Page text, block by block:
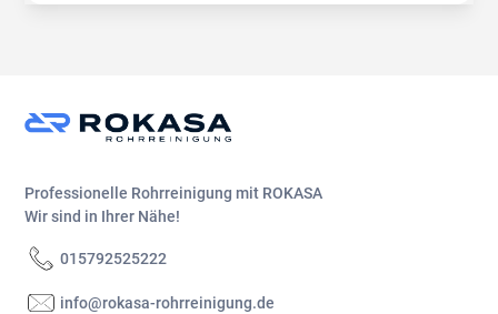
Professionelle Rohrreinigung mit ROKASA
Wir sind in Ihrer Nähe!
015792525222
info@rokasa-rohrreinigung.de